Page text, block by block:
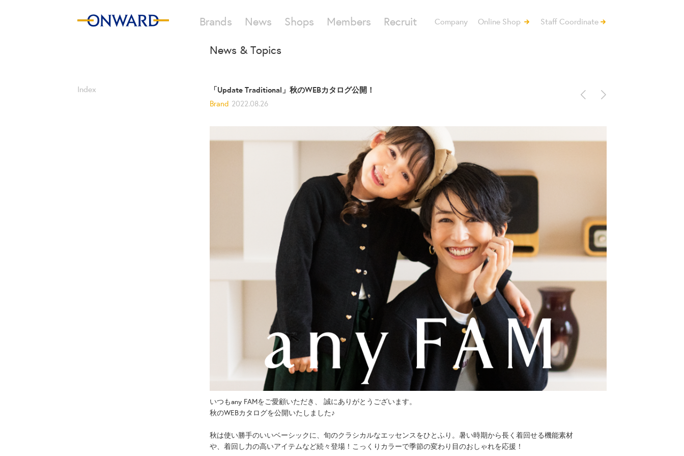
Company Online Shop Staff Coordinate
Brands News Shops Members Recruit
News & Topics
「Update Traditional」秋のWEBカタログ公開！
Brand 2022.08.26
いつもany FAMをご愛顧いただき、 誠にありがとうございます。
秋のWEBカタログを公開いたしました♪
秋は使い勝手のいいベーシックに、旬のクラシカルなエッセンスをひとふり。暑い時期から長く着回せる機能素材
や、着回し力の高いアイテムなど続々登場！こっくりカラーで季節の変わり目のおしゃれを応援！
< >
Index